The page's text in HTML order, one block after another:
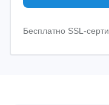
Бесплатно SSL-